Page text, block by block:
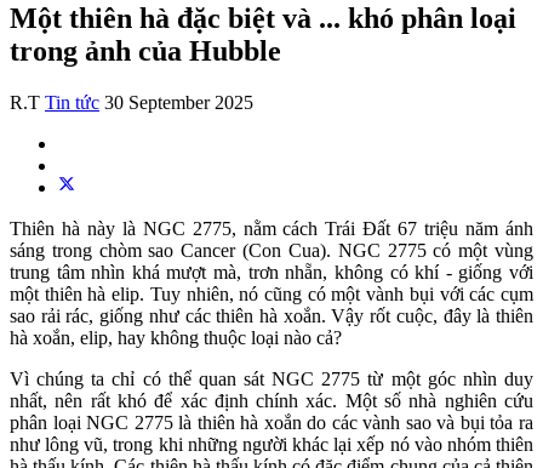
Một thiên hà đặc biệt và ... khó phân loại
trong ảnh của Hubble
R.T Tin tức 30 September 2025
Thiên hà này là NGC 2775, nằm cách Trái Đất 67 triệu năm ánh
sáng trong chòm sao Cancer (Con Cua). NGC 2775 có một vùng
trung tâm nhìn khá mượt mà, trơn nhẵn, không có khí - giống với
một thiên hà elip. Tuy nhiên, nó cũng có một vành bụi với các cụm
sao rải rác, giống như các thiên hà xoắn. Vậy rốt cuộc, đây là thiên
hà xoắn, elip, hay không thuộc loại nào cả?
Vì chúng ta chỉ có thể quan sát NGC 2775 từ một góc nhìn duy
nhất, nên rất khó để xác định chính xác. Một số nhà nghiên cứu
phân loại NGC 2775 là thiên hà xoắn do các vành sao và bụi tỏa ra
như lông vũ, trong khi những người khác lại xếp nó vào nhóm thiên